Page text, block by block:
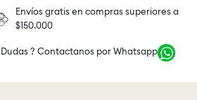
Envíos gratis en compras superiores a
$150.000
Dudas ? Contactanos por Whatsapp